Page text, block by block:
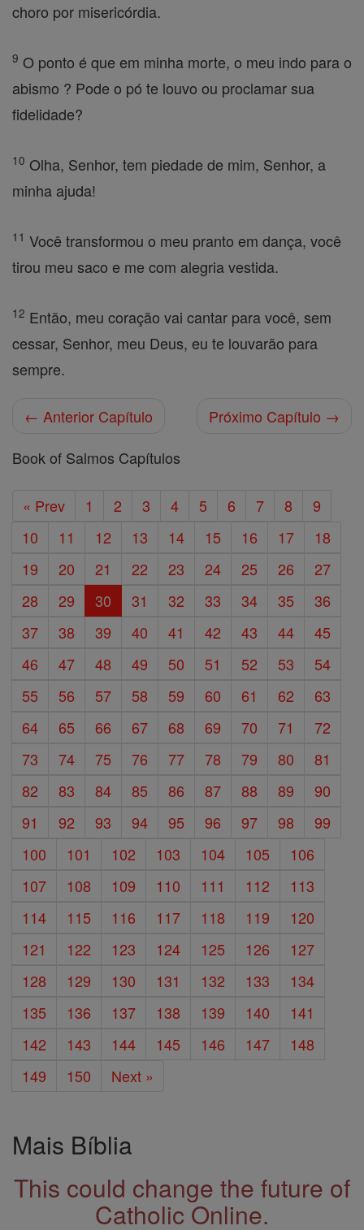
choro por misericórdia.
9 O ponto é que em minha morte, o meu indo para o
abismo ? Pode o pó te louvo ou proclamar sua
fidelidade?
10 Olha, Senhor, tem piedade de mim, Senhor, a
minha ajuda!
11 Você transformou o meu pranto em dança, você
tirou meu saco e me com alegria vestida.
12 Então, meu coração vai cantar para você, sem
cessar, Senhor, meu Deus, eu te louvarão para
sempre.
← Anterior Capítulo
Próximo Capítulo →
Book of Salmos Capítulos
« Prev 1 2 3 4 5 6 7 8
9
10
11 12 13 14 15 16 17
18
19
20 21 22 23 24 25 26
27
28
29 30 31 32 33 34 35
36
37
38 39 40 41 42 43 44
45
46
47 48 49 50 51 52 53
54
55
56 57 58 59 60 61 62
63
64
65 66 67 68 69 70 71
72
73
74 75 76 77 78 79 80
81
82
83 84 85 86 87 88 89
90
91
92 93 94 95 96 97 98
99
100
101 102 103 104 105
106
107
108 109 110 111 112
113
114
115 116 117 118 119
120
121
122 123 124 125 126
127
128
129 130 131 132 133
134
135
136 137 138 139 140
141
142
143 144 145 146 147
148
149
150 Next »
Mais Bíblia
This could change the future of
Catholic Online.